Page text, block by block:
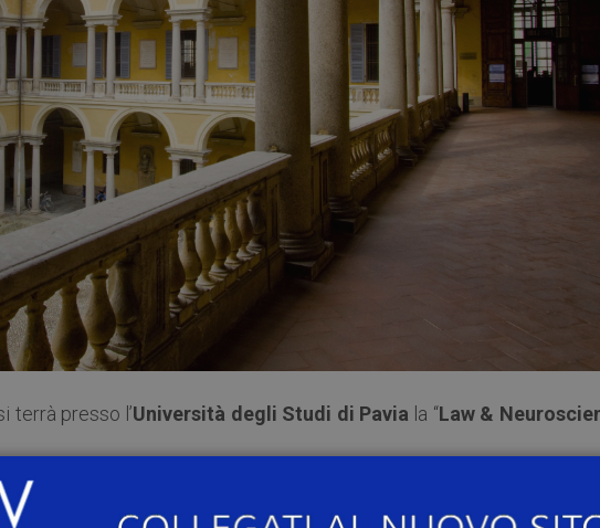
terrà presso l’Università degli Studi di Pavia la “Law &
previsti i seguenti incontri: